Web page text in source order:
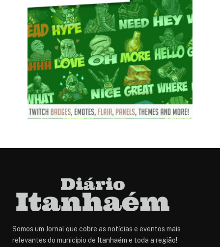
Somos um Jornal que cobre as notícias e eventos mais
relevantes do município de Itanhaém e toda a região!